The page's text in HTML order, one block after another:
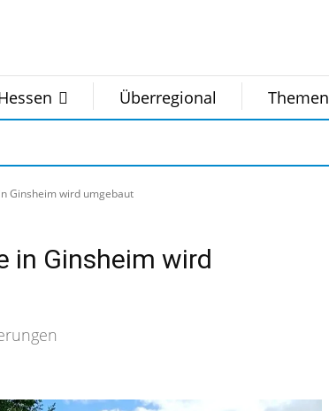
Überregional Themen
Ginsheim wird umgebaut
in Ginsheim wird